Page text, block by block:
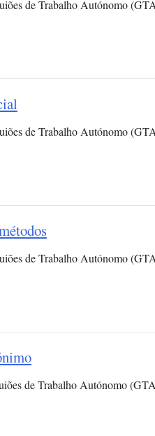
de Trabalho Autónomo
de Trabalho Autónomo
de Trabalho Autónomo
de Trabalho Autónomo